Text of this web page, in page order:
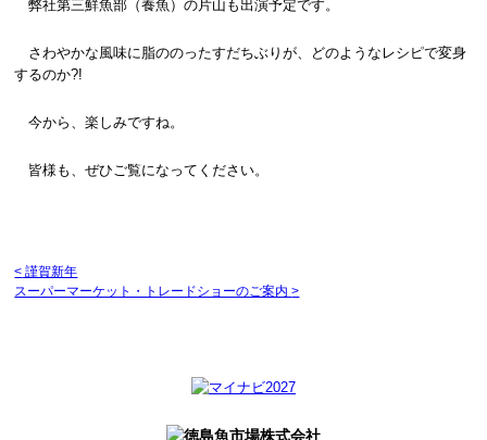
弊社第三鮮魚部（養魚）の片山も出演予定です。
さわやかな風味に脂ののったすだちぶりが、どのようなレシピで変身
するのか?!
今から、楽しみですね。
皆様も、ぜひご覧になってください。
< 謹賀新年
スーパーマーケット・トレードショーのご案内>